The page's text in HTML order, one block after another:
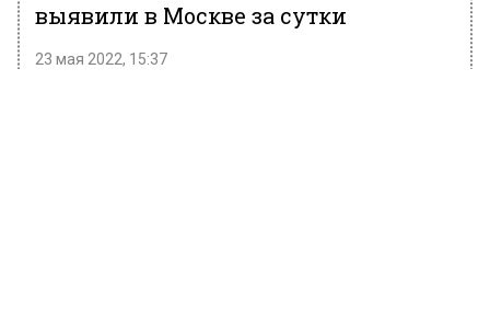
выявили в Москве за сутки
23 мая 2022, 15:37